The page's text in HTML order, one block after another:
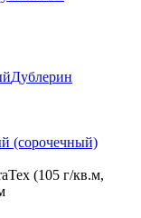
Дублерин
(сорочечный)
(105 г/кв.м,